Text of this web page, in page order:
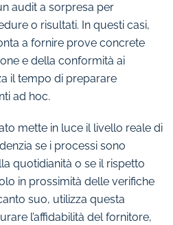
audit a sorpresa per
o risultati. In questi casi,
a fornire prove concrete
e della conformità ai
il tempo di preparare
ad hoc.
mette in luce il livello reale di
se i processi sono
quotidianità o se il rispetto
in prossimità delle verifiche
suo, utilizza questa
l’affidabilità del fornitore,